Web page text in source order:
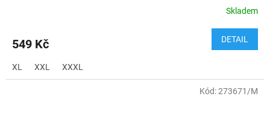
Skladem
549 Kč DETAIL
XL XXL XXXL
Kód:273671/M